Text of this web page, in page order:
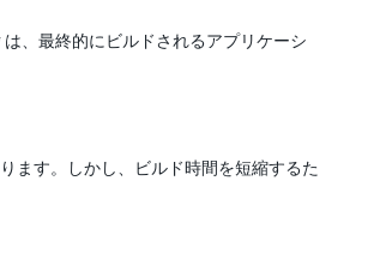
、最終的にビルドされるアプリケーシ
ます。しかし、ビルド時間を短縮するた